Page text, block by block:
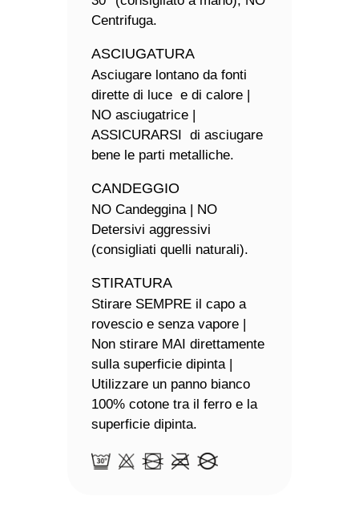
Centrifuga.
ASCIUGATURA
Asciugare lontano da fonti
dirette di luce e di calore |
NO asciugatrice |
ASSICURARSI di asciugare
bene le parti metalliche.
CANDEGGIO
NO Candeggina | NO
Detersivi aggressivi
(consigliati quelli naturali).
STIRATURA
Stirare SEMPRE il capo a
rovescio e senza vapore |
Non stirare MAI direttamente
sulla superficie dipinta |
Utilizzare un panno bianco
100% cotone tra il ferro e la
superficie dipinta.